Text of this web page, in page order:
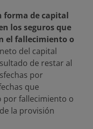
forma de capital
los seguros que
el fallecimiento o
del capital
de restar al
por
que
por fallecimiento o
la provisión